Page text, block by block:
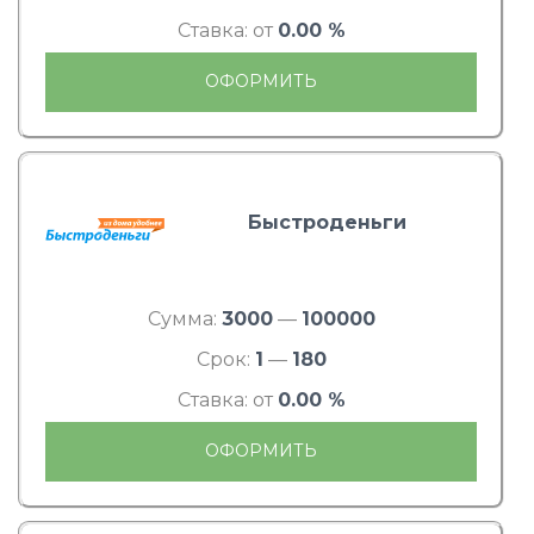
Ставка: от 0.00 %
ОФОРМИТЬ
Быстроденьги
Сумма: 3000— 100000
Срок: 1 — 180
Ставка: от 0.00 %
ОФОРМИТЬ